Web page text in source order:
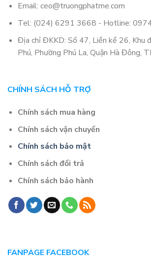
Email: ceo@truongphatme.com
Tel: (024) 6291 3668 - Hotline:
Địa chỉ ĐKKD: Số 47, Liền kề 26, Khu
Phú, Phường Phú La, Quận Hà Đông,
CHÍNH SÁCH HỖ TRỢ
Chính sách mua hàng
Chính sách vận chuyển
Chính sách bảo mật
Chính sách đổi trả
Chính sách bảo hành
FANPAGE FACEBOOK